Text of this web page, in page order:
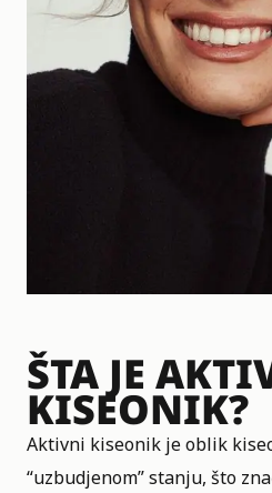
ŠTA JE
KISEONIK?
Aktivni kiseonik je oblik
“uzbudjenom” stanju, što